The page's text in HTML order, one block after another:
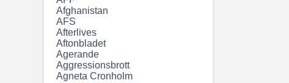
Afghanistan
AFS
Afterlives
Aftonbladet
Agerande
Aggressionsbrott
Agneta Cronholm